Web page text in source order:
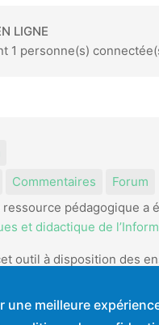
LIGNE
1 personne(s)
LinkedIn
Commentaires
Forum
pédagogique a
et didactique de
outil à disposition des
d'utilisation
meilleure